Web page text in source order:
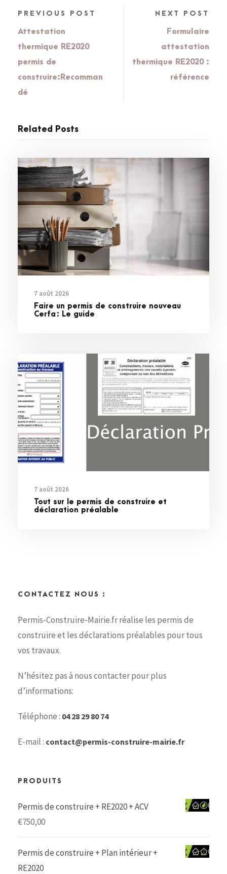
PREVIOUS POST
Attestation
thermique RE2020
permis de
construire:Recomman
dé
NEXT POST
Formulaire
attestation
thermique RE2020 :
référence
Related Posts
7 août 2026
Faire un permis de construire nouveau
Cerfa : Le guide
7 août 2026
Tout sur le permis de construire et
déclaration préalable
CONTACTEZ NOUS :
Permis-Construire-Mairie.fr réalise les permis de
construire et les déclarations préalables pour tous
vos travaux.
N’hésitez pas à nous contacter pour plus
d’informations:
Téléphone : 04 28 29 80 74
E-mail : contact@permis-construire-mairie.fr
PRODUITS
Permis de construire + RE2020 + ACV
€750,00
Permis de construire + Plan intérieur +
RE2020